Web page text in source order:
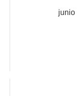
junio